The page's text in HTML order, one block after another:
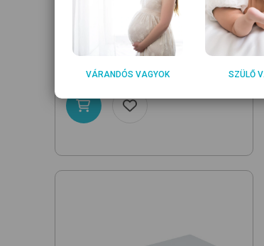
Duett HR30 AIR 140x70x10
white
hideghab matrac
40 990 Ft
VÁRANDÓS VAGYOK SZÜLŐ